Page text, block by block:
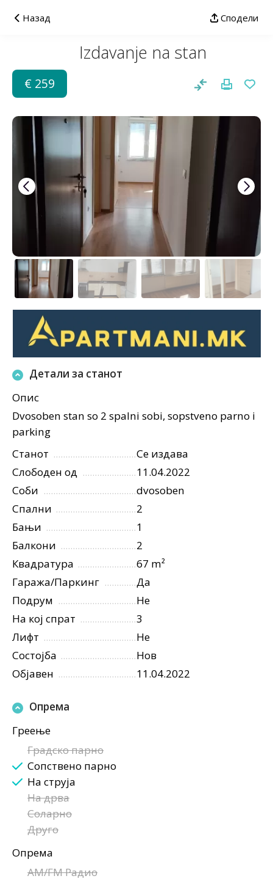
Назад Сподели
Izdavanje na stan
€ 259
Детали за станот
Опис
Dvosoben stan so 2 spalni sobi, sopstveno parno i
parking
Станот
Се издава
Слободен од
11.04.2022
Соби
dvosoben
Спални
2
Бањи
1
Балкони
2
Квадратура
67 m²
Гаража/Паркинг
Да
Подрум
Не
На кој спрат
3
Лифт
Не
Состојба
Нов
Објавен
11.04.2022
Опрема
Греење
Градско парно
Сопствено парно
На струја
На дрва
Соларно
Друго
Опрема
AM/FM Радио